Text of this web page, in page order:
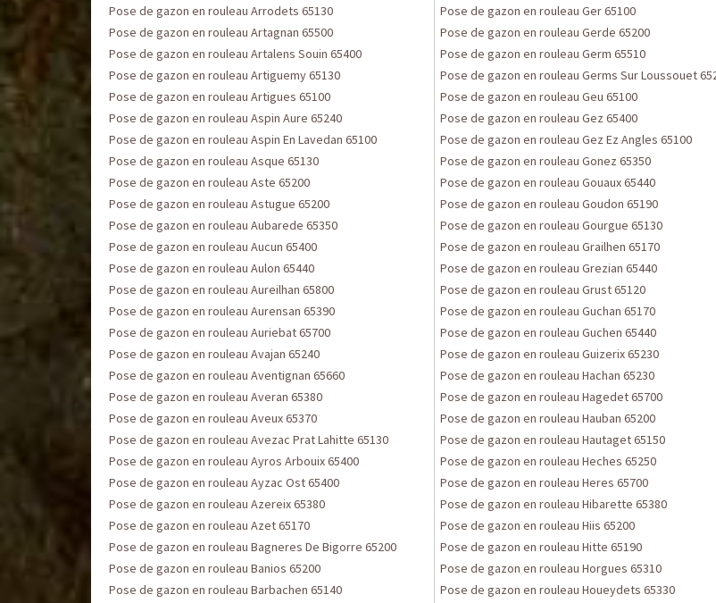
Pose de gazon en rouleau Arrodets 65130
Pose de gazon en rouleau Artagnan 65500
Pose de gazon en rouleau Artalens Souin 65400
Pose de gazon en rouleau Artiguemy 65130
Pose de gazon en rouleau Artigues 65100
Pose de gazon en rouleau Aspin Aure 65240
Pose de gazon en rouleau Aspin En Lavedan 65100
Pose de gazon en rouleau Asque 65130
Pose de gazon en rouleau Aste 65200
Pose de gazon en rouleau Astugue 65200
Pose de gazon en rouleau Aubarede 65350
Pose de gazon en rouleau Aucun 65400
Pose de gazon en rouleau Aulon 65440
Pose de gazon en rouleau Aureilhan 65800
Pose de gazon en rouleau Aurensan 65390
Pose de gazon en rouleau Auriebat 65700
Pose de gazon en rouleau Avajan 65240
Pose de gazon en rouleau Aventignan 65660
Pose de gazon en rouleau Averan 65380
Pose de gazon en rouleau Aveux 65370
Pose de gazon en rouleau Avezac Prat Lahitte 65130
Pose de gazon en rouleau Ayros Arbouix 65400
Pose de gazon en rouleau Ayzac Ost 65400
Pose de gazon en rouleau Azereix 65380
Pose de gazon en rouleau Azet 65170
Pose de gazon en rouleau Bagneres De Bigorre 65200
Pose de gazon en rouleau Banios 65200
Pose de gazon en rouleau Barbachen 65140
Pose de gazon en rouleau Ger 65100
Pose de gazon en rouleau Gerde 65200
Pose de gazon en rouleau Germ 65510
Pose de gazon en rouleau Germs Sur Loussouet
Pose de gazon en rouleau Geu 65100
Pose de gazon en rouleau Gez 65400
Pose de gazon en rouleau Gez Ez Angles 65100
Pose de gazon en rouleau Gonez 65350
Pose de gazon en rouleau Gouaux 65440
Pose de gazon en rouleau Goudon 65190
Pose de gazon en rouleau Gourgue 65130
Pose de gazon en rouleau Grailhen 65170
Pose de gazon en rouleau Grezian 65440
Pose de gazon en rouleau Grust 65120
Pose de gazon en rouleau Guchan 65170
Pose de gazon en rouleau Guchen 65440
Pose de gazon en rouleau Guizerix 65230
Pose de gazon en rouleau Hachan 65230
Pose de gazon en rouleau Hagedet 65700
Pose de gazon en rouleau Hauban 65200
Pose de gazon en rouleau Hautaget 65150
Pose de gazon en rouleau Heches 65250
Pose de gazon en rouleau Heres 65700
Pose de gazon en rouleau Hibarette 65380
Pose de gazon en rouleau Hiis 65200
Pose de gazon en rouleau Hitte 65190
Pose de gazon en rouleau Horgues 65310
Pose de gazon en rouleau Houeydets 65330